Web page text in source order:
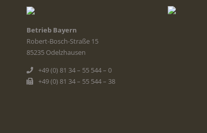
Betrieb Bayern
Robert-Bosch-Straße 15
85235 Odelzhausen
+49 (0) 81 34 – 55 544 – 0
+49 (0) 81 34 – 55 544 – 38